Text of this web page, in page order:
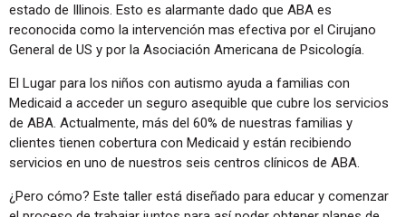
estado de Illinois. Esto es alarmante dado que ABA es
reconocida como la intervención mas efectiva por el Cirujano
General de US y por la Asociación Americana de Psicología.
El Lugar para los niños con autismo ayuda a familias con
Medicaid a acceder un seguro asequible que cubre los servicios
de ABA. Actualmente, más del 60% de nuestras familias y
clientes tienen cobertura con Medicaid y están recibiendo
servicios en uno de nuestros seis centros clínicos de ABA.
¿Pero cómo? Este taller está diseñado para educar y comenzar